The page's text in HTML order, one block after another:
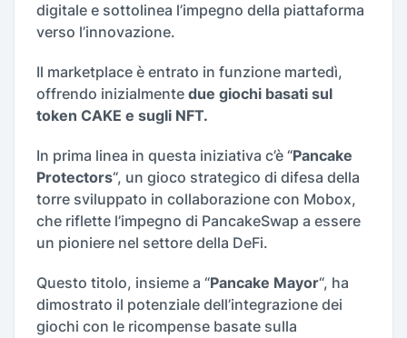
digitale e sottolinea l’impegno della piattaforma
verso l’innovazione.
Il marketplace è entrato in funzione martedì,
offrendo inizialmente due giochi basati sul
token CAKE e sugli NFT.
In prima linea in questa iniziativa c’è “Pancake
Protectors“, un gioco strategico di difesa della
torre sviluppato in collaborazione con Mobox,
che riflette l’impegno di PancakeSwap a essere
un pioniere nel settore della DeFi.
Questo titolo, insieme a “Pancake Mayor“, ha
dimostrato il potenziale dell’integrazione dei
giochi con le ricompense basate sulla